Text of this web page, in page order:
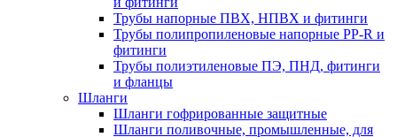
Трубы напорные ПВХ, НПВХ и фитинги
Трубы полипропиленовые напорные PP-R и
фитинги
Трубы полиэтиленовые ПЭ, ПНД, фитинги
и фланцы
Шланги
Шланги гофрированные защитные
Шланги поливочные, промышленные, для